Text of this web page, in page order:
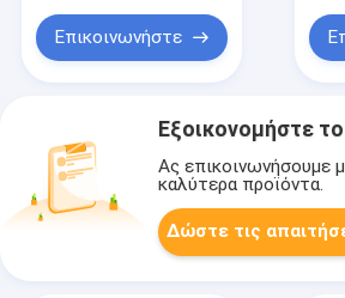
Επικοινωνήστε
Εξοικονομήστε
Ας επικοινωνήσουμε
καλύτερα προϊόντα.
Δώστε τις